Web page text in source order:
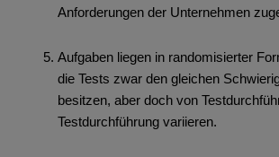
Anforderungen der Unternehmen
Aufgaben liegen in randomisierter
die Tests zwar den gleichen
besitzen, aber doch von
Testdurchführung variieren.